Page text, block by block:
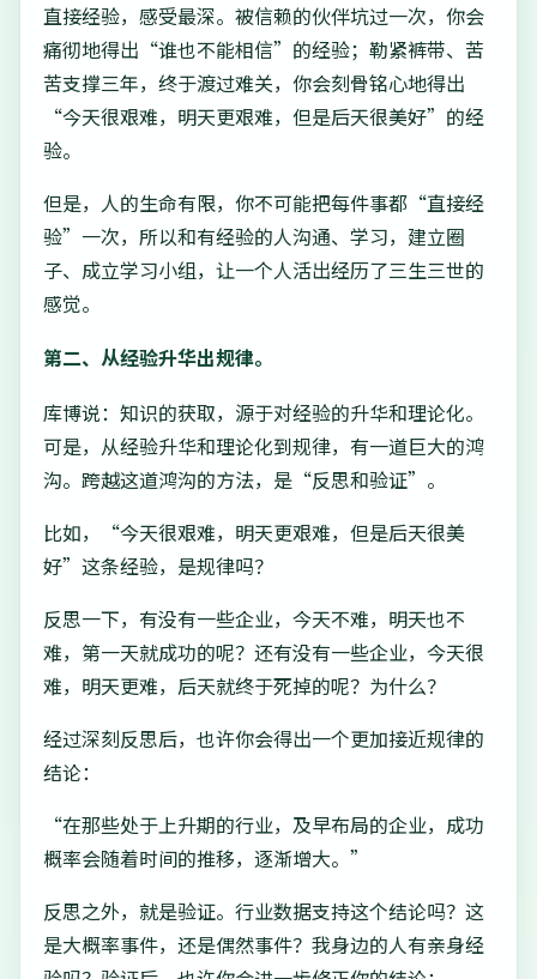
直接经验，感受最深。被信赖的伙伴坑过一次，你会
痛彻地得出“谁也不能相信”的经验；勒紧裤带、苦
苦支撑三年，终于渡过难关，你会刻骨铭心地得出
“今天很艰难，明天更艰难，但是后天很美好”的经
验。
但是，人的生命有限，你不可能把每件事都“直接经
验”一次，所以和有经验的人沟通、学习，建立圈
子、成立学习小组，让一个人活出经历了三生三世的
感觉。
第二、从经验升华出规律。
库博说：知识的获取，源于对经验的升华和理论化。
可是，从经验升华和理论化到规律，有一道巨大的鸿
沟。跨越这道鸿沟的方法，是“反思和验证”。
比如，“今天很艰难，明天更艰难，但是后天很美
好”这条经验，是规律吗？
反思一下，有没有一些企业，今天不难，明天也不
难，第一天就成功的呢？还有没有一些企业，今天很
难，明天更难，后天就终于死掉的呢？为什么？
经过深刻反思后，也许你会得出一个更加接近规律的
结论：
“在那些处于上升期的行业，及早布局的企业，成功
概率会随着时间的推移，逐渐增大。”
反思之外，就是验证。行业数据支持这个结论吗？这
是大概率事件，还是偶然事件？我身边的人有亲身经